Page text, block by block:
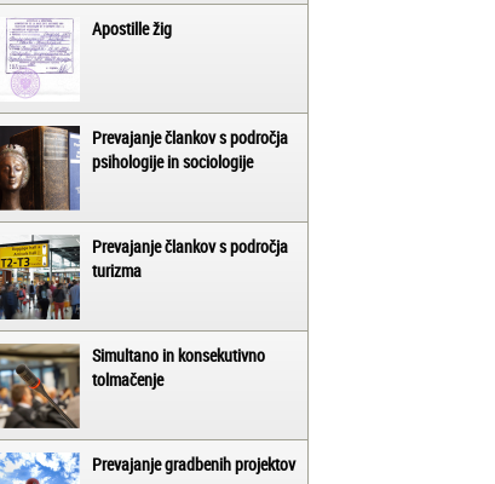
Apostille žig
Prevajanje člankov s področja
psihologije in sociologije
Prevajanje člankov s področja
turizma
Simultano in konsekutivno
tolmačenje
Prevajanje gradbenih projektov